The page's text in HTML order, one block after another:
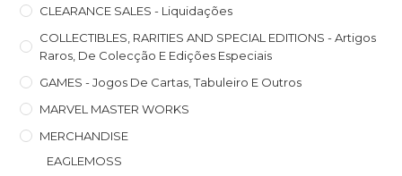
CLEARANCE SALES - Liquidações
COLLECTIBLES, RARITIES AND SPECIAL EDITIONS - Artigos
Raros, De Colecção E Edições Especiais
GAMES - Jogos De Cartas, Tabuleiro E Outros
MARVEL MASTER WORKS
MERCHANDISE
EAGLEMOSS